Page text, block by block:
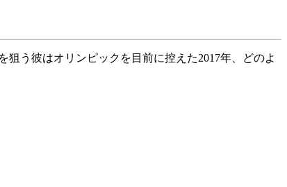
う彼はオリンピックを目前に控えた2017年、どのよ